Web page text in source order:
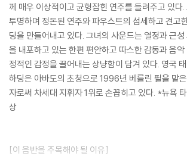
께 매우 이상적이고 균형잡힌 연주를 들려주고 있다
투명하며 정돈된 연주와 파우스트의 섬세하고 견고
딩을 만들어내고 있다. 그녀의 사운드는 열정과 근
을 내포하고 있는 한편 편안하고 따스한 감동과 음악
정적인 감정을 끌어내는 상냥함이 담겨 있다. 영국
하딩은 아바도의 초청으로 1996년 베를린 필을 맡
자로써 차세대 지휘자 1위로 손꼽히고 있다. *뉴욕
상
[이 음반을 주목해야 될 이유]